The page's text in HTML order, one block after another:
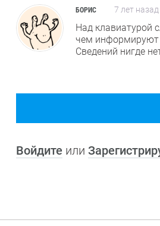
БОРИС 7 лет назад
Над клавиатурой
чем информируют
Сведений нигде
Войдите или